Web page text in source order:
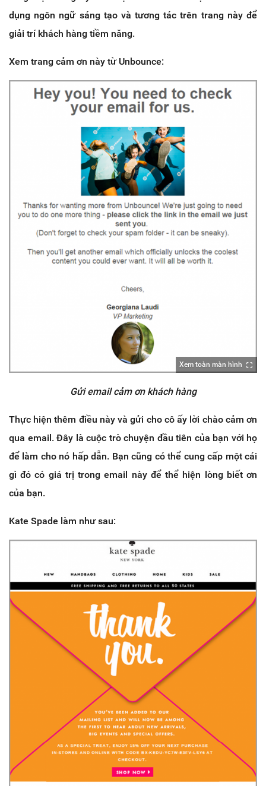
dụng ngôn ngữ sáng tạo và tương tác trên trang này để
giải trí khách hàng tiềm năng.
Xem trang cảm ơn này từ Unbounce:
Xem toàn màn hình
Gửi email cảm ơn khách hàng
Thực hiện thêm điều này và gửi cho cô ấy lời chào cảm ơn
qua email. Đây là cuộc trò chuyện đầu tiên của bạn với họ
để làm cho nó hấp dẫn. Bạn cũng có thể cung cấp một cái
gì đó có giá trị trong email này để thể hiện lòng biết ơn
của bạn.
Kate Spade làm như sau: